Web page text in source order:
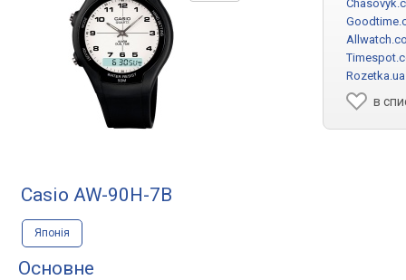
Rozetka.ua
в
Casio AW-90H-7B
Японія
Основне